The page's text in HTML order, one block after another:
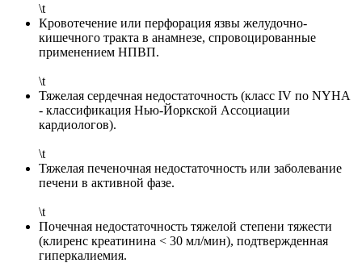
\t
Кровотечение или перфорация язвы желудочно-
кишечного тракта в анамнезе, спровоцированные
применением НПВП.
\t
Тяжелая сердечная недостаточность (класс IV по NYHA
- классификация Нью-Йоркской Ассоциации
кардиологов).
\t
Тяжелая печеночная недостаточность или заболевание
печени в активной фазе.
\t
Почечная недостаточность тяжелой степени тяжести
(клиренс креатинина < 30 мл/мин), подтвержденная
гиперкалиемия.